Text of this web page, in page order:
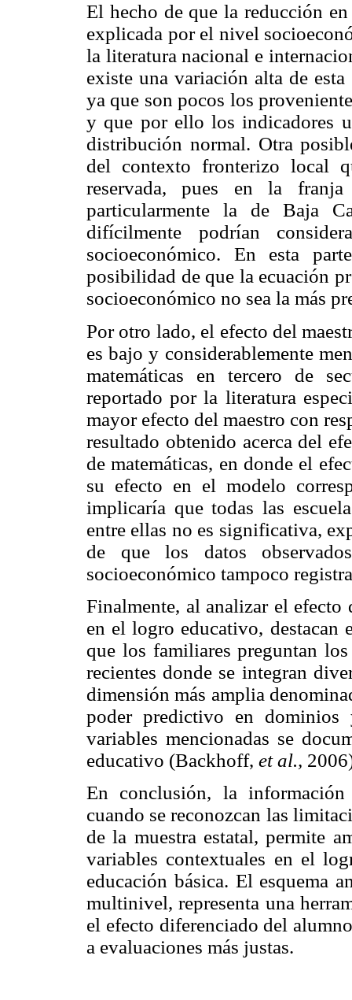
El hecho de que la reducción
explicada por el nivel
la literatura nacional e
existe una variación alta de
ya que son pocos los
y que por ello los indicadores
distribución normal. Otra
del contexto fronterizo local
reservada, pues en la
particularmente la de Baja
difícilmente podrían
socioeconómico. En esta
posibilidad de que la ecuación
socioeconómico no sea la más
Por otro lado, el efecto del
es bajo y considerablemente
matemáticas en tercero de
reportado por la literatura
mayor efecto del maestro con
resultado obtenido acerca del
de matemáticas, en donde el
su efecto en el modelo
implicaría que todas las
entre ellas no es significativa,
de que los datos
socioeconómico tampoco
Finalmente, al analizar el efecto
en el logro educativo,
que los familiares preguntan
recientes donde se integran
dimensión más amplia
poder predictivo en dominios
variables mencionadas se
educativo (Backhoff, et al.,
En conclusión, la
cuando se reconozcan las
de la muestra estatal, permite
variables contextuales en el
educación básica. El esquema
multinivel, representa una
el efecto diferenciado del
a evaluaciones más justas.